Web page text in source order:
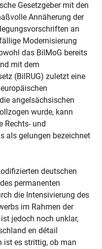
Gesetzgeber mit den
Annäherung der
an
Modernisierung
das BilMoG bereits
mit dem
(BilRUG) zuletzt eine
angelsächsischen
wurde, kann
Rechts- und
als gelungen bezeichnet
deutschen
permanenten
die Intensivierung des
im Rahmen der
jedoch noch unklar,
en détail
ist es strittig, ob man